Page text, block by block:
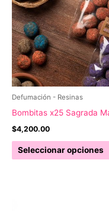
Defumación - Resinas
Bombitas x25 Sagrada
$4,200.00
Seleccionar opciones